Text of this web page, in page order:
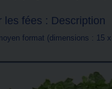
les fées : Description
format (dimensions : 15